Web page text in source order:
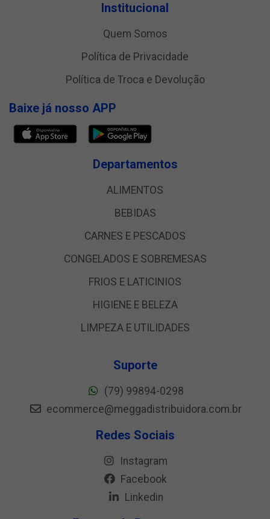
Institucional
Quem Somos
Política de Privacidade
Política de Troca e Devolução
Baixe já nosso APP
Departamentos
ALIMENTOS
BEBIDAS
CARNES E PESCADOS
CONGELADOS E SOBREMESAS
FRIOS E LATICINIOS
HIGIENE E BELEZA
LIMPEZA E UTILIDADES
Suporte
(79) 99894-0298
ecommerce@meggadistribuidora.com.br
Redes Sociais
Instagram
Facebook
Linkedin